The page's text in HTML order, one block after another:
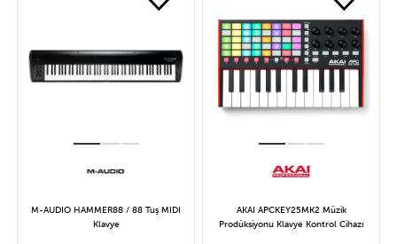
M-AUDIO HAMMER88 / 88 Tuş MIDI
Klavye
AKAI APCKEY25MK2 Müzik
Prodüksiyonu Klavye Kontrol Cihazı